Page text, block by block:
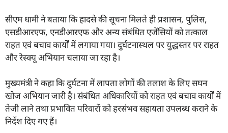
सीएम धामी ने बताया कि हादसे की सूचना मिलते ही प्रशासन, पुलिस,
एसडीआरएफ, एनडीआरएफ और अन्य संबंधित एजेंसियों को तत्काल
राहत एवं बचाव कार्यों में लगाया गया। दुर्घटनास्थल पर युद्धस्तर पर राहत
और रेस्क्यू अभियान चलाया जा रहा है।
मुख्यमंत्री ने कहा कि दुर्घटना में लापता लोगों की तलाश के लिए सघन
खोज अभियान जारी है। संबंधित अधिकारियों को राहत एवं बचाव कार्यों में
तेजी लाने तथा प्रभावित परिवारों को हरसंभव सहायता उपलब्ध कराने के
निर्देश दिए गए हैं।